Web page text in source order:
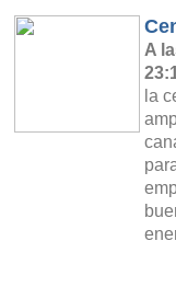
A
23:
la